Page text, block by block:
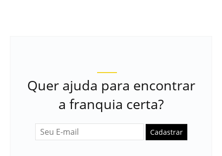
Quer ajuda para encontrar
a franquia certa?
Cadastrar